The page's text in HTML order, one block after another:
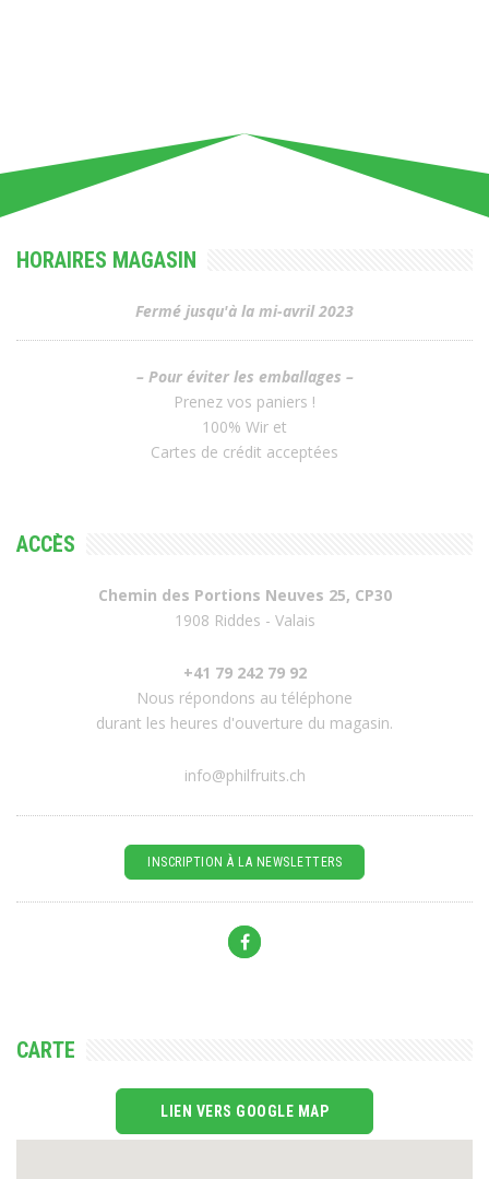
HORAIRES MAGASIN
Fermé jusqu'à la mi-avril 2023
– Pour éviter les emballages –
Prenez vos paniers !
100% Wir et
Cartes de crédit acceptées
ACCÈS
Chemin des Portions Neuves 25, CP30
1908 Riddes - Valais
+41 79 242 79 92
Nous répondons au téléphone
durant les heures d'ouverture du magasin.
info@philfruits.ch
INSCRIPTION À LA NEWSLETTERS
CARTE
LIEN VERS GOOGLE MAP